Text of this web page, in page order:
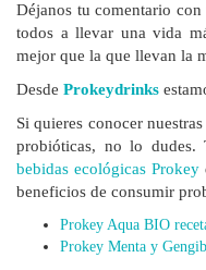
Déjanos tu comentario
todos a llevar una vida
mejor que la que llevan la
Desde Prokeydrinks
Si quieres conocer nuestras
probióticas, no lo dudes.
bebidas ecológicas Prokey
beneficios de consumir
Prokey Aqua BIO
Prokey Menta y